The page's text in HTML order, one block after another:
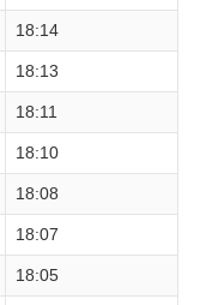
18:14
18:13
18:11
18:10
18:08
18:07
18:05